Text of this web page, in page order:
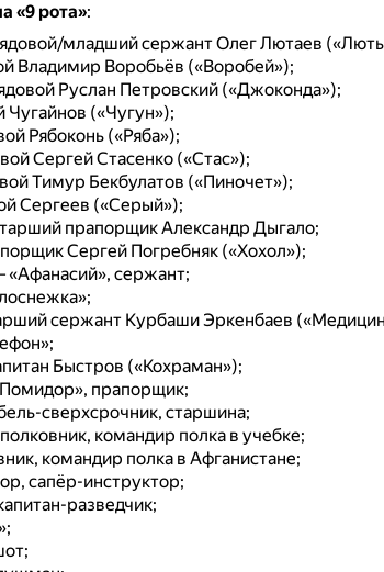
«9 рота»:
младший сержант Олег Лютаев
Владимир Воробьёв («Воробей»);
Руслан Петровский («Джоконда»);
(«Чугун»);
Рябоконь («Ряба»);
Сергей Стасенко («Стас»);
Тимур Бекбулатов («Пиночет»);
Сергеев («Серый»);
прапорщик Александр Дыгало;
Сергей Погребняк («Хохол»);
сержант;
сержант Курбаши Эркенбаев
Быстров («Кохраман»);
прапорщик;
сверхсрочник, старшина;
командир полка в учебке;
командир полка в Афганистане;
сапёр-инструктор;
разведчик;